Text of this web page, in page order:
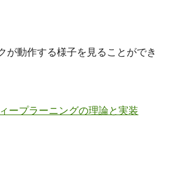
動作する様子を見ることができ
ープラーニングの理論と実装